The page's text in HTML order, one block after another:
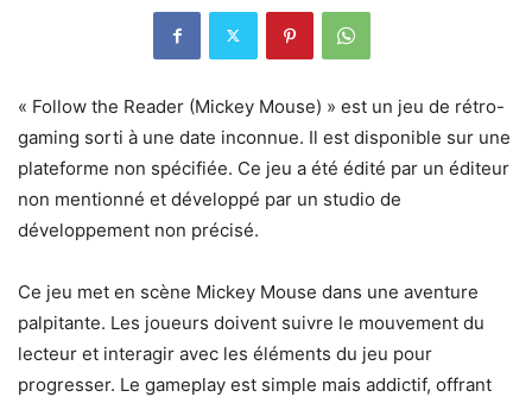
« Follow the Reader (Mickey Mouse) » est un jeu de rétro-
gaming sorti à une date inconnue. Il est disponible sur une
plateforme non spécifiée. Ce jeu a été édité par un éditeur
non mentionné et développé par un studio de
développement non précisé.
Ce jeu met en scène Mickey Mouse dans une aventure
palpitante. Les joueurs doivent suivre le mouvement du
lecteur et interagir avec les éléments du jeu pour
progresser. Le gameplay est simple mais addictif, offrant